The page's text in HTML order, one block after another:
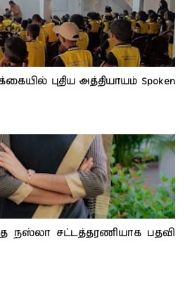
புதிய அத்தியாயம் Spoken
நஸ்லா சட்டத்தரணியாக பதவி